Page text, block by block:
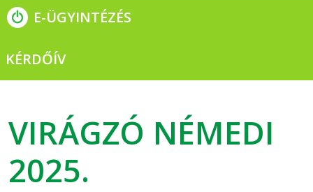
E-ÜGYINTÉZÉS
KÉRDŐÍV
VIRÁGZÓ NÉMEDI
2025.